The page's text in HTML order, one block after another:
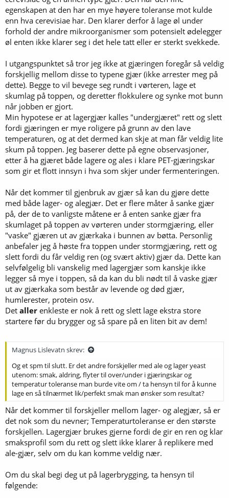
egenskapen at den har en mye høyere toleranse mot kulde
enn hva cerevisiae har. Den klarer derfor å lage øl under
forhold der andre mikroorganismer som potensielt ødelegger
øl enten ikke klarer seg i det hele tatt eller er sterkt svekkede.
I utgangspunktet så tror jeg ikke at gjæringen foregår så veldig
forskjellig mellom disse to typene gjær (ikke arrester meg på
dette). Begge to vil bevege seg rundt i vørteren, lage et
skumlag på toppen, og deretter flokkulere og synke mot bunn
når jobben er gjort.
Min hypotese er at lagergjær kalles "undergjæret" rett og slett
fordi gjæringen er mye roligere på grunn av den lave
temperaturen, og at det dermed kan skje at man får veldig lite
skum på toppen. Jeg baserer dette på egne observasjoner,
etter å ha gjæret både lagere og ales i klare PET-gjæringskar
som gir et flott innsyn i hva som skjer under fermenteringen.
Når det kommer til gjenbruk av gjær så kan du gjøre dette
med både lager- og alegjær. Det er flere måter å sanke gjær
på, der de to vanligste måtene er å enten sanke gjær fra
skumlaget på toppen av vørteren under stormgjæring, eller
"vaske" gjæren ut av gjærkaka i bunnen av bøtta. Personlig
anbefaler jeg å høste fra toppen under stormgjæring, rett og
slett fordi du får veldig ren (og svært aktiv) gjær da. Dette kan
selvfølgelig bli vanskelig med lagergjær som kanskje ikke
legger så mye i toppen, så da kan du bli nødt til å vaske gjær
ut av gjærkaka som består av levende og død gjær,
humlerester, protein osv.
Det aller enkleste er nok å rett og slett lage ekstra store
startere før du brygger og så spare på en liten bit av dem!
Magnus Lislevatn skrev:
Og et spm til slutt. Er det andre forskjeller med ale og lager yeast
utenom: smak, aldring, flyter til over/under i gjæringskar og
temperatur toleranse man burde vite om / ta hensyn til for å kunne
lage en så tilnærmet lik/perfekt smak man ønsker som resultat?
Når det kommer til forskjeller mellom lager- og alegjær, så er
det nok som du nevner; Temperaturtoleranse er den største
forskjellen. Lagergjær brukes gjerne fordi de gir en ren og klar
smaksprofil som du rett og slett ikke klarer å replikere med
ale-gjær, selv om du kan komme veldig nær.
Om du skal begi deg ut på lagerbrygging, ta hensyn til
følgende: